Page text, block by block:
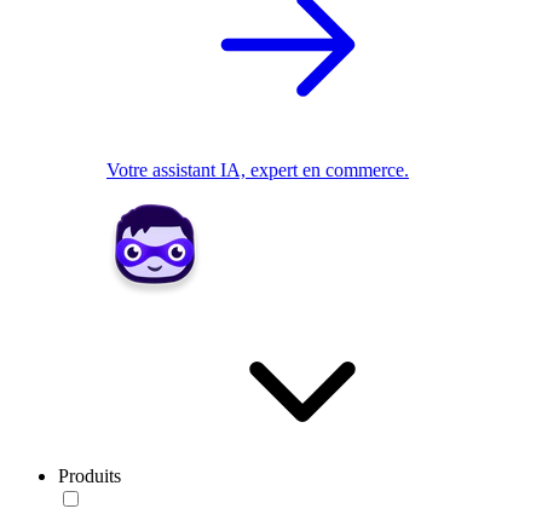
Votre assistant IA, expert en commerce.
Produits